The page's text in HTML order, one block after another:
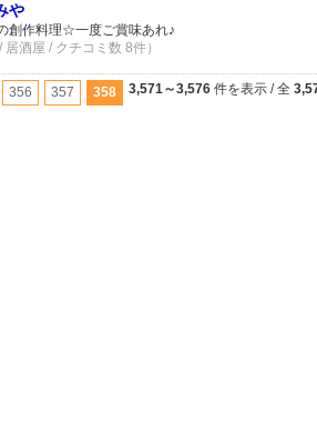
や
創作料理☆一度ご賞味あれ♪
居酒屋 / クチコミ数 8件）
356 357 358 3,571～3,576 件を表示 / 全